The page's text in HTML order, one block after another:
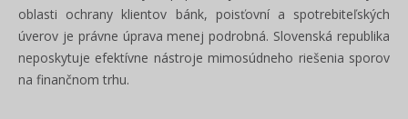
oblasti ochrany klientov bánk, poisťovní a spotrebiteľských
úverov je právne úprava menej podrobná. Slovenská republika
neposkytuje efektívne nástroje mimosúdneho riešenia sporov
na finančnom trhu.